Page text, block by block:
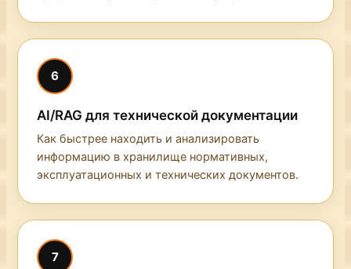
6
AI/RAG для технической документации
Как быстрее находить и анализировать
информацию в хранилище нормативных,
эксплуатационных и технических документов.
7